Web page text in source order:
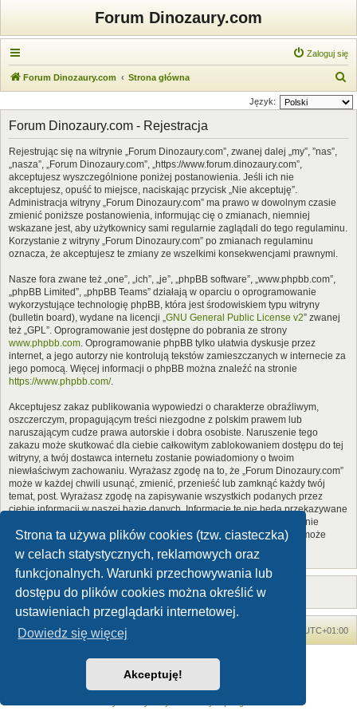
Strona ta używa plików cookies (tzw. ciasteczka)
w celach statystycznych, reklamowych oraz
funkcjonalnych. Warunki przechowywania lub
dostępu do plików cookies można określić w
ustawieniach przeglądarki internetowej.
Dowiedz się więcej
Akceptuję!
Forum Dinozaury.com
Zaloguj się
Forum Dinozaury.com Strona główna
z
Język:
Forum Dinozaury.com - Rejestracja
Rejestrując się na witrynie „Forum Dinozaury.com”, zwanej dalej „my”, ”nas”,
„nasza”, „Forum Dinozaury.com”, „https://www.forum.dinozaury.com”,
akceptujesz wyszczególnione poniżej postanowienia. Jeśli ich nie
akceptujesz, opuść to miejsce, naciskając przycisk „Nie akceptuję”.
Administracja witryny „Forum Dinozaury.com” ma prawo w dowolnym czasie
zmienić poniższe postanowienia, informując cię o zmianach, niemniej
wskazane jest, aby użytkownicy sami regularnie zaglądali do tego regulaminu.
Korzystanie z witryny „Forum Dinozaury.com” po zmianach regulaminu
oznacza, że akceptujesz te zmiany ze wszelkimi konsekwencjami prawnymi.
Nasze fora zwane też „one”, „ich”, „je”, „phpBB software”, „www.phpbb.com”,
„phpBB Limited”, „phpBB Teams” działają w oparciu o oprogramowanie
wykorzystujące technologię phpBB, która jest środowiskiem typu witryny
(bulletin board), wydane na licencji „GNU General Public License v2” zwanej
też „GPL”. Oprogramowanie jest dostępne do pobrania ze strony
www.phpbb.com. Oprogramowanie phpBB tylko ułatwia dyskusje przez
internet, a jego autorzy nie kontrolują tekstów zamieszczanych w internecie za
jego pomocą. Więcej informacji o phpBB można znaleźć na stronie
https://www.phpbb.com/.
Akceptujesz zakaz publikowania wypowiedzi o charakterze obraźliwym,
oszczerczym, propagującym treści niezgodne z polskim prawem lub
naruszającym cudze prawa autorskie i dobra osobiste. Naruszenie tego
zakazu może skutkować dla ciebie całkowitym zablokowaniem dostępu do tej
witryny, a twój dostawca internetu zostanie powiadomiony o twoim
niewłaściwym zachowaniu. Wyrażasz zgodę na to, że „Forum Dinozaury.com”
może w każdej chwili usunąć, zmienić, przenieść lub zamknąć każdy twój
temat, post. Wyrażasz zgodę na zapisywanie wszystkich podanych przez
ciebie informacji w naszej bazie danych. Informacje te nie będą przekazywane
nikomu bez twojej zgody, ale ani „Forum Dinozaury.com”, ani phpBB nie
ponosi odpowiedzialności za włamania do witryny, podczas których może
dojść do kradzieży danych.
Forum Dinozaury.com UTC+01:00
Dinozaury.com© 2006-2020
Technologię dostarczaphpBB® Forum Software © phpBB Limited
Polski pakiet językowy dostarcza